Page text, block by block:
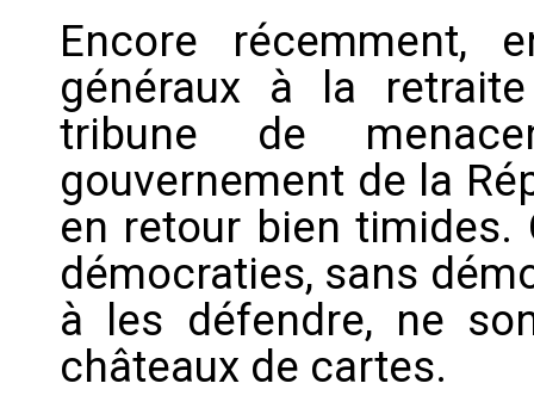
Encore récemment,
généraux à la
tribune de
gouvernement de la
en retour bien timides.
démocraties, sans
à les défendre, ne
châteaux de cartes.